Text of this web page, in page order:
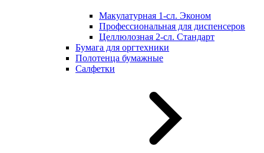
Макулатурная 1-сл. Эконом
Профессиональная для диспенсеров
Целлюлозная 2-сл. Стандарт
Бумага для оргтехники
Полотенца бумажные
Салфетки